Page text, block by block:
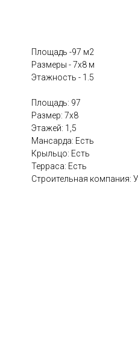
Площадь -97 м2
Размеры - 7х8 м
Этажность - 1.5
Площадь: 97
Размер: 7х8
Этажей: 1,5
Мансарда: Есть
Крыльцо: Есть
Терраса: Есть
Строительная компания: